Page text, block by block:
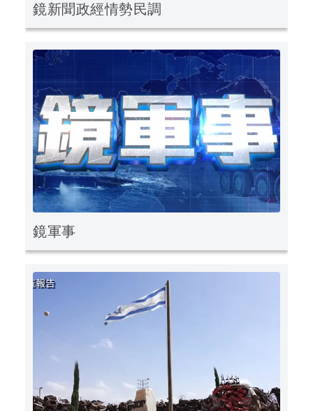
鏡新聞政經情勢民調
鏡軍事